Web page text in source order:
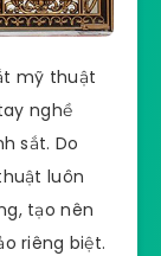
mỹ thuật
nghề
sắt. Do
luôn
tạo nên
riêng biệt.